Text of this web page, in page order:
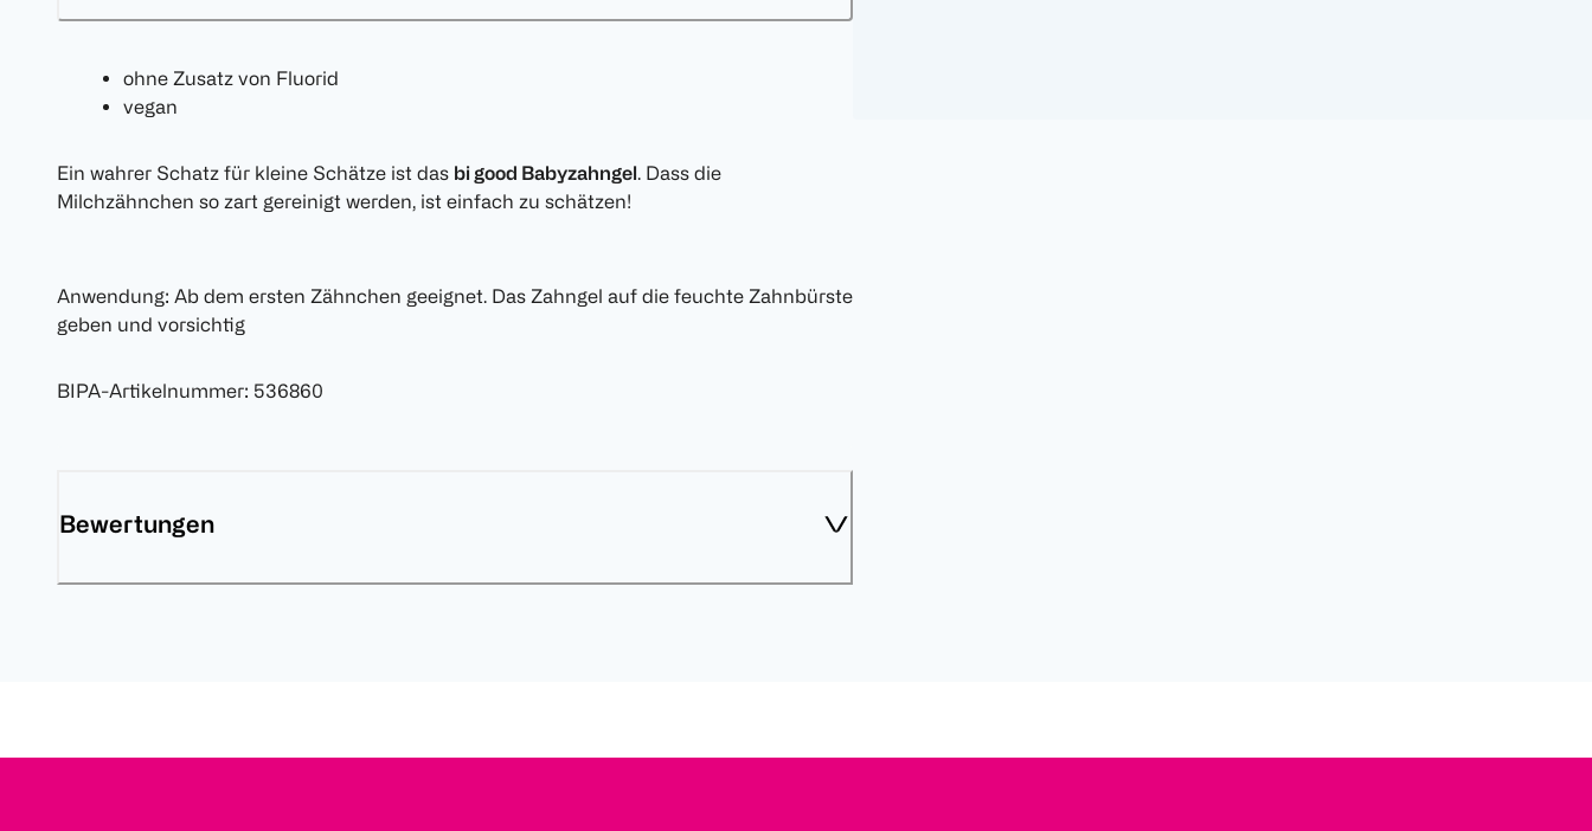
ohne Zusatz von Fluorid
vegan
Ein wahrer Schatz für kleine Schätze ist das bi good Babyzahngel. Dass die
Milchzähnchen so zart gereinigt werden, ist einfach zu schätzen!
Anwendung: Ab dem ersten Zähnchen geeignet. Das Zahngel auf die feuchte Zahnbürste
geben und vorsichtig
BIPA-Artikelnummer: 536860
Bewertungen